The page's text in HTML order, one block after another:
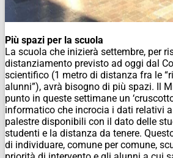
Più spazi per la scuola
La scuola che inizierà settembre, per
distanziamento previsto ad oggi dal
scientifico (1 metro di distanza fra le
alunni”), avrà bisogno di più spazi. Il
punto in queste settimane un
informatico che incrocia i dati relativi
palestre disponibili con il dato delle
studenti e la distanza da tenere.
di individuare, comune per comune,